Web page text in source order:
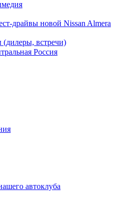
драйвы новой Nissan Almera
встречи)
Россия
автоклуба